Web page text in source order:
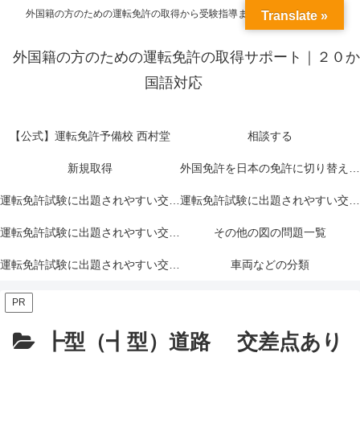
外国籍の方のための運転免許の取得から受験指導までトータルサポート
外国籍の方のための運転免許の取得サポート｜２０か
国語対応
【公式】運転免許予備校 西村堂 相談する
新規取得 外国免許を日本の免許に切り替える＝外免切替
運転免許試験に出題されやすい交通標識一覧｜赤色 運転免許試験に出題されやすい交通標識一覧｜青色
運転免許試験に出題されやすい交通標識一覧｜黄色 その他の図の問題一覧
運転免許試験に出題されやすい交通標示一覧 車両などの分類
PR
┣型（┫型）道路 交差点あり
Translate »